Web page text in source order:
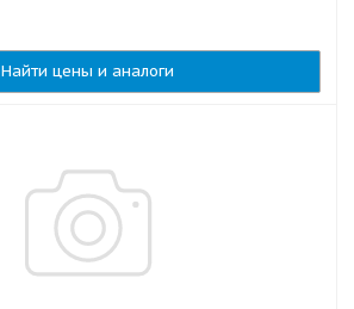
Найти цены и аналоги